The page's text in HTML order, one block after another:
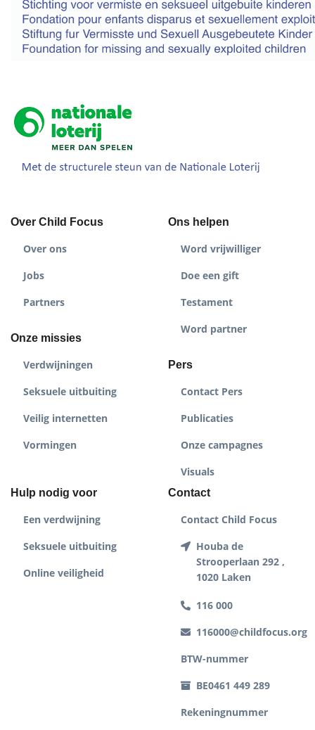
Over Child Focus
Over ons
Jobs
Partners
Onze missies
Verdwijningen
Seksuele uitbuiting
Veilig internetten
Vormingen
Ons helpen
Word vrijwilliger
Doe een gift
Testament
Word partner
Pers
Contact Pers
Publicaties
Onze campagnes
Visuals
Hulp nodig voor
Een verdwijning
Seksuele uitbuiting
Online veiligheid
Contact
Contact Child Focus
Houba de
Strooperlaan 292 ,
1020 Laken
116 000
116000@childfocus.org
BTW-nummer
BE0461 449 289
Rekeningnummer